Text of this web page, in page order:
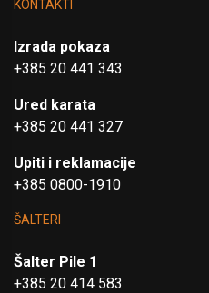
KONTAKTI
Izrada pokaza
+385 20 441 343
Ured karata
+385 20 441 327
Upiti i reklamacije
+385 0800-1910
ŠALTERI
Šalter Pile 1
+385 20 414 583